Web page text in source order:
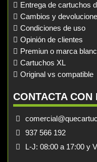
Entrega de cartuchos
Cambios y
Condiciones de uso
Opinión de clientes
Premiun o marca
Cartuchos XL
Original vs compatible
CONTACTA CON
937 566 192
L-J: 08:00 a 17:00 y